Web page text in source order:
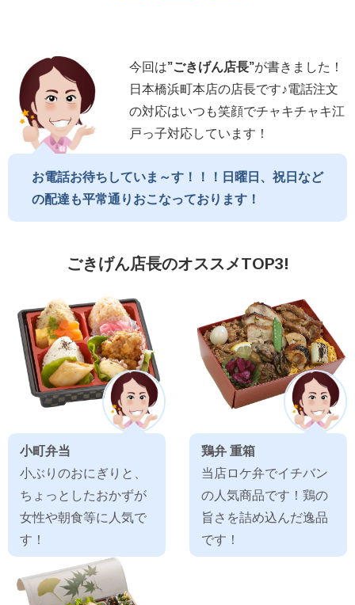
今回は”ごきげん店長”が書きました！
日本橋浜町本店の店長です♪電話注文
の対応はいつも笑顔でチャキチャキ江
戸っ子対応しています！
お電話お待ちしていま～す！！！日曜日、祝日など
の配達も平常通りおこなっております！
ごきげん店長のオススメTOP3!
小町弁当
小ぶりのおにぎりと、
ちょっとしたおかずが
女性や朝食等に人気で
す！
鶏弁 重箱
当店ロケ弁でイチバン
の人気商品です！鶏の
旨さを詰め込んだ逸品
です！